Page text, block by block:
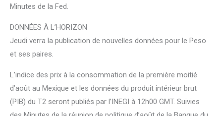
Minutes de la Fed.
DONNÉES À L’HORIZON
Jeudi verra la publication de nouvelles données pour le Peso
et ses paires.
L’indice des prix à la consommation de la première moitié
d’août au Mexique et les données du produit intérieur brut
(PIB) du T2 seront publiés par l’INEGI à 12h00 GMT. Suivies